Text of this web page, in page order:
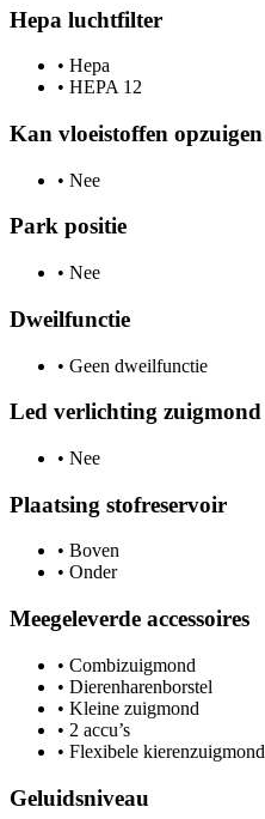
Hepa luchtfilter
• Hepa
• HEPA 12
Kan vloeistoffen opzuigen
• Nee
Park positie
• Nee
Dweilfunctie
• Geen dweilfunctie
Led verlichting zuigmond
• Nee
Plaatsing stofreservoir
• Boven
• Onder
Meegeleverde accessoires
• Combizuigmond
• Dierenharenborstel
• Kleine zuigmond
• 2 accu’s
• Flexibele kierenzuigmond
Geluidsniveau